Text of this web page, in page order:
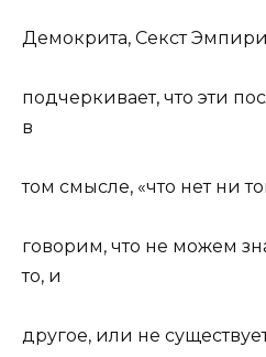
Демокрита, Секст
подчеркивает, что эти
в
том смысле, «что нет ни
говорим, что не можем
то, и
другое, или не